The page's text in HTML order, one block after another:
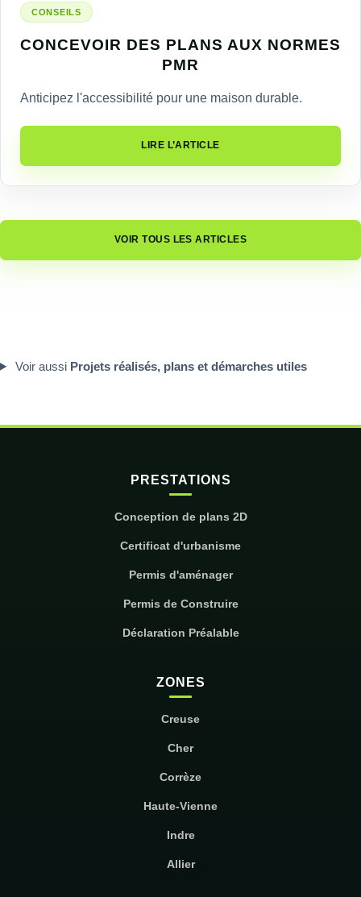
CONSEILS
CONCEVOIR DES PLANS AUX NORMES
PMR
Anticipez l'accessibilité pour une maison durable.
LIRE L’ARTICLE
VOIR TOUS LES ARTICLES
Voir aussi Projets réalisés, plans et démarches utiles
PRESTATIONS
Conception de plans 2D
Certificat d'urbanisme
Permis d'aménager
Permis de Construire
Déclaration Préalable
ZONES
Creuse
Cher
Corrèze
Haute-Vienne
Indre
Allier